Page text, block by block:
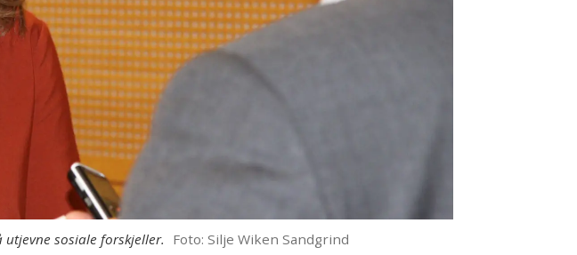
sosiale forskjeller. Foto: Silje Wiken Sandgrind